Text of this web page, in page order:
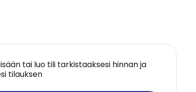
tai luo tili tarkistaaksesi hinnan ja
tilauksen